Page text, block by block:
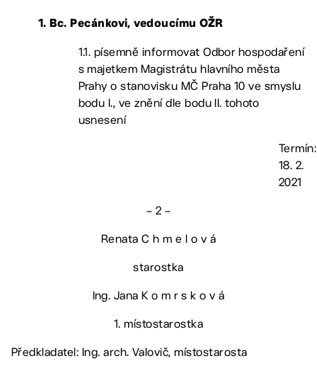
1. Bc. Pecánkovi, vedoucímu OŽR
1.1. písemně informovat Odbor hospodaření
s majetkem Magistrátu hlavního města
Prahy o stanovisku MČ Praha 10 ve smyslu
bodu I., ve znění dle bodu II. tohoto
usnesení
Termín:
18. 2.
2021
– 2 –
Renata C h m e l o v á
starostka
Ing. Jana K o m r s k o v á
1. místostarostka
Předkladatel: Ing. arch. Valovič, místostarosta